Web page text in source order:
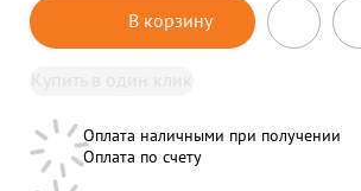
В корзину
Оплата наличными при получении
Оплата по счету